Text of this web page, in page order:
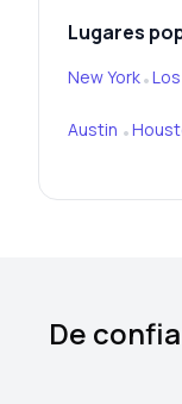
Lugares
New York•
Austin •
De